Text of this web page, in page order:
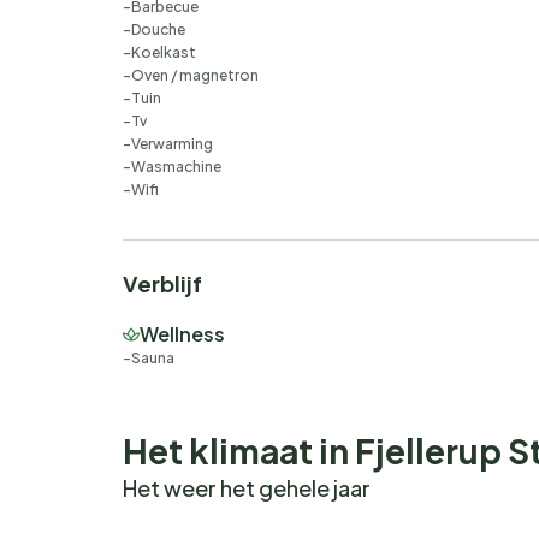
Barbecue
Douche
Koelkast
Oven / magnetron
Tuin
Tv
Verwarming
Wasmachine
Wifi
Verblijf
Wellness
Sauna
Het klimaat in Fjellerup
Het weer het gehele jaar